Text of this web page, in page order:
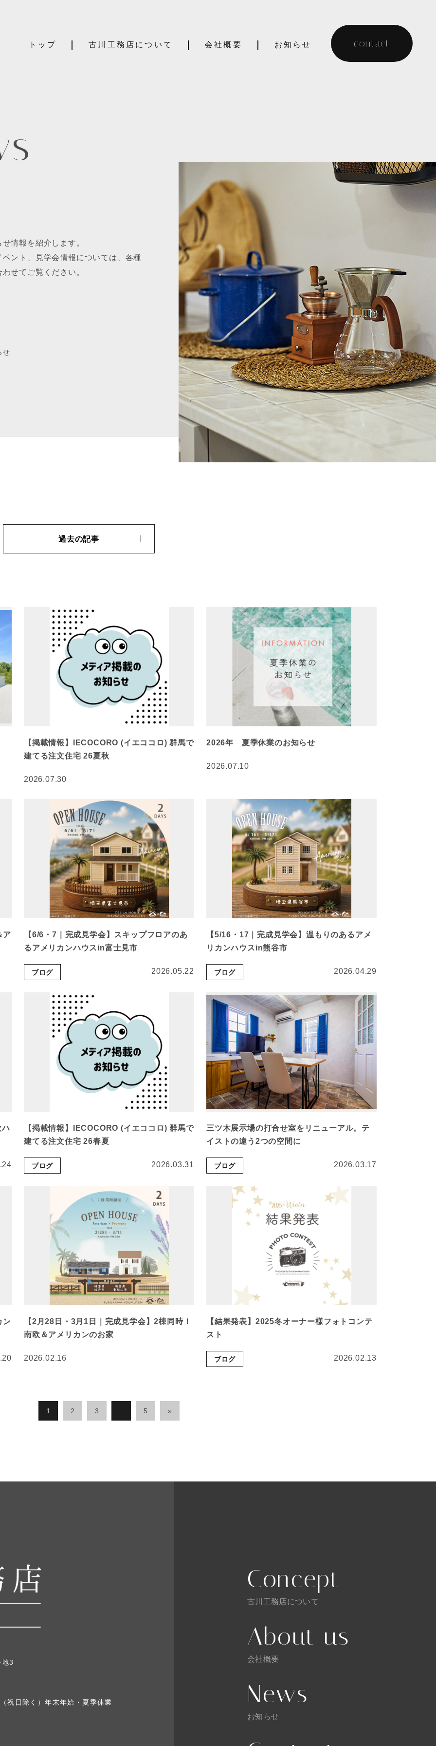
トップ 古川工務店について 会社概要 お知らせ contact
情報を紹介します。
ント、見学会情報については、各種
せてご覧ください。
せ
過去の記事
【掲載情報】IECOCORO (イエココロ) 群馬で
建てる注文住宅 26夏秋
2026.07.30
2026年 夏季休業のお知らせ
2026.07.10
ア
【6/6・7｜完成見学会】スキップフロアのあ
るアメリカンハウスin富士見市
ブログ 2026.05.22
【5/16・17｜完成見学会】温もりのあるアメ
リカンハウスin熊谷市
ブログ 2026.04.29
ハ
【掲載情報】IECOCORO (イエココロ) 群馬で
建てる注文住宅 26春夏
ブログ 2026.03.31
三ツ木展示場の打合せ室をリニューアル。テ
イストの違う2つの空間に
ブログ 2026.03.17
ン
【2月28日・3月1日｜完成見学会】2棟同時！
南欧＆アメリカンのお家
2026.02.16
【結果発表】2025冬オーナー様フォトコンテ
スト
ブログ 2026.02.13
1 2 3 5 »
3
祝日除く）年末年始・夏季休業
Concept
古川工務店について
About us
会社概要
News
お知らせ